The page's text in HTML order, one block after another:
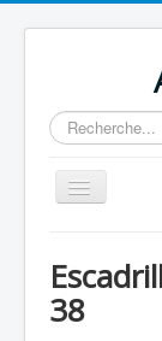
Rechercher
Basculer
la
Chronologie
Escadrilles
38